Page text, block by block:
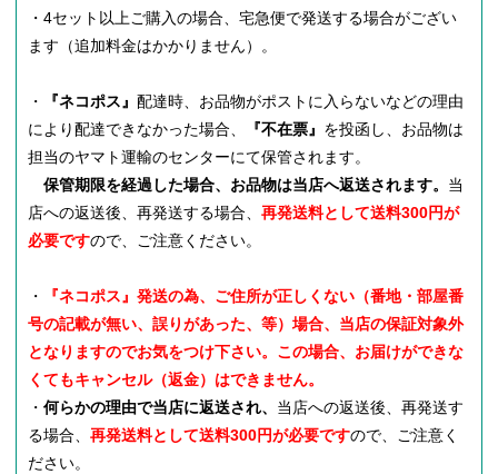
・4セット以上ご購入の場合、宅急便で発送する場合がござい
ます（追加料金はかかりません）。
・ 『ネコポス』配達時、お品物がポストに入らないなどの理由
により配達できなかった場合、
『不在票』 を投函し、お品物は
担当のヤマト運輸のセンターにて保管されます。
保管期限を経過した場合、お品物は当店へ返送されます。 当
店への返送後、再発送する場合、再発送料として送料300円が
必要ですので、ご注意ください。
・
『ネコポス』発送の為、ご住所が正しくない（番地・部屋番
号の記載が無い、誤りがあった、等）場合、当店の保証対象外
となりますのでお気をつけ下さい。この場合、お届けができな
くてもキャンセル（返金）はできません。
・何らかの理由で当店に返送され、 当店への返送後、再発送す
る場合、再発送料として送料300円が必要ですので、ご注意く
ださい。